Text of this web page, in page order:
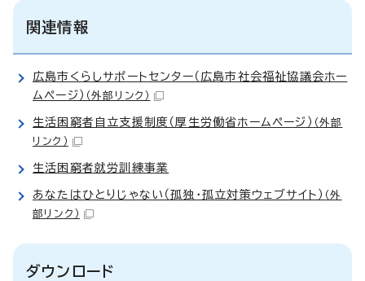
関連情報
広島市くらしサポートセンター（広島市社会福祉協議会ホー
ムページ） （外部リンク）
生活困窮者自立支援制度（厚生労働省ホームページ） （外部
リンク）
生活困窮者就労訓練事業
あなたはひとりじゃない（孤独・孤立対策ウェブサイト） （外
部リンク）
ダウンロード